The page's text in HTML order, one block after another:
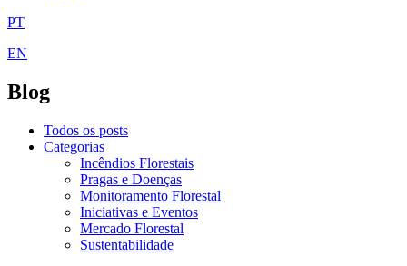
PT
EN
Blog
Todos os posts
Categorias
Incêndios Florestais
Pragas e Doenças
Monitoramento Florestal
Iniciativas e Eventos
Mercado Florestal
Sustentabilidade